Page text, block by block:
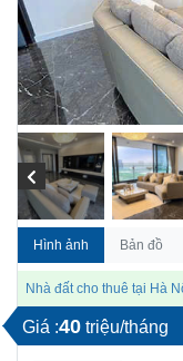
Hình ảnh Bản đồ
Nhà đất cho thuê tại Hà
Giá :40 triệu/tháng